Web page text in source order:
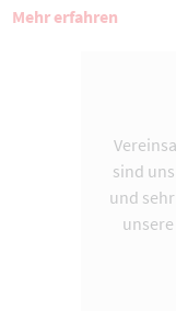
Mehr erfahren
sind
und